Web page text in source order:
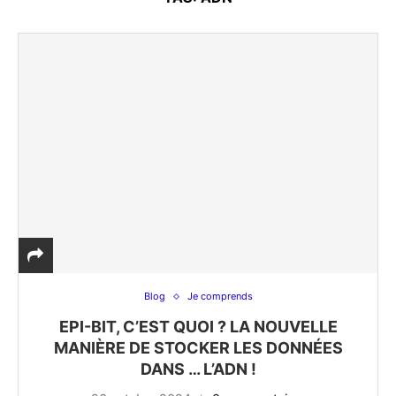
Blog Je comprends
EPI-BIT, C’EST QUOI ? LA NOUVELLE
MANIÈRE DE STOCKER LES DONNÉES
DANS … L’ADN !